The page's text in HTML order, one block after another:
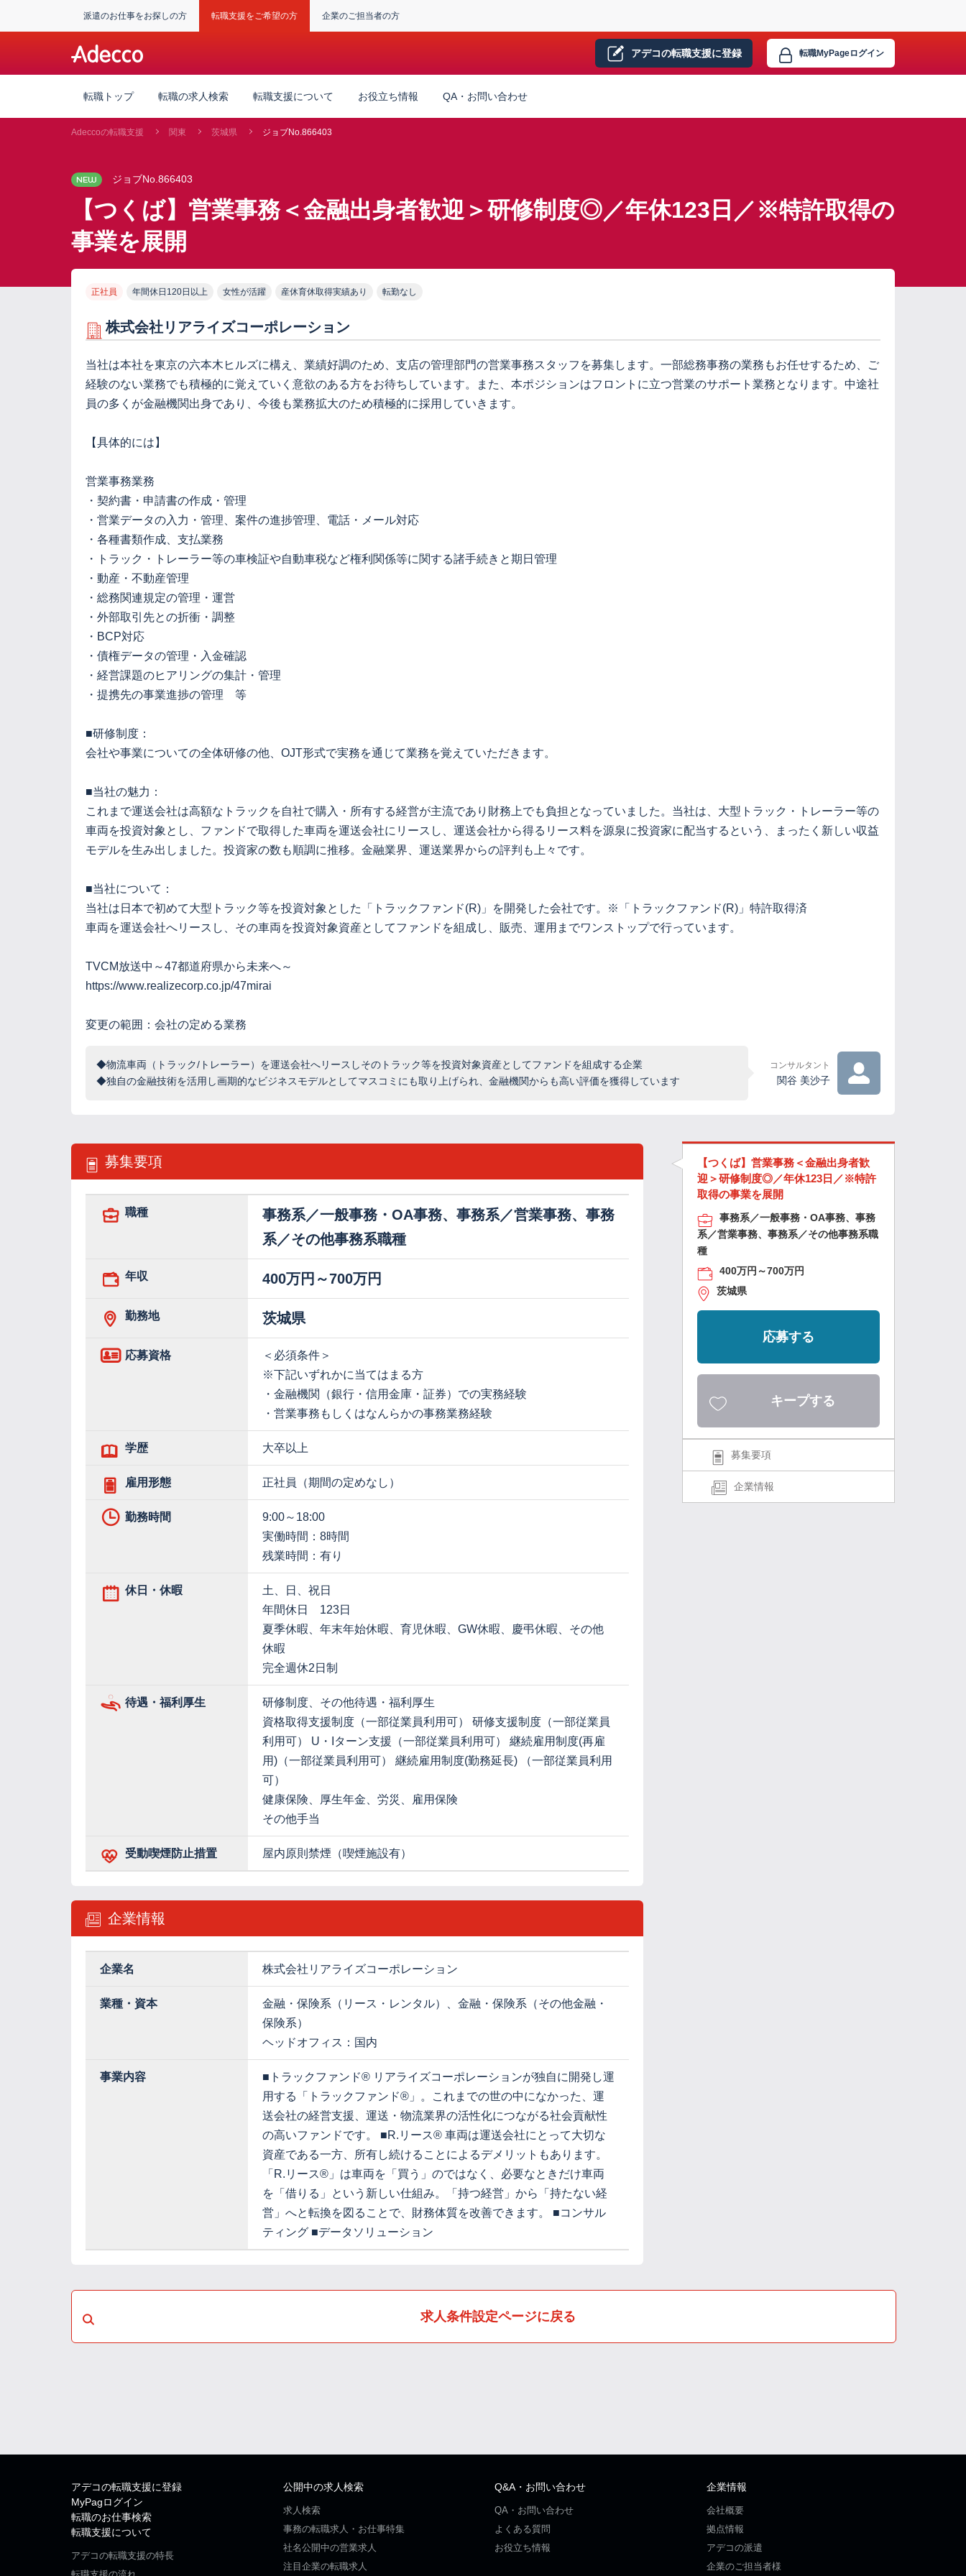
派遣のお仕事をお探しの方 転職支援をご希望の方 企業のご担当者の方
アデコの転職支援に登録 転職MyPageログイン
転職トップ 転職の求人検索 転職支援について お役立ち情報 QA・お問い合わせ
Adeccoの転職支援 関東 茨城県 ジョブNo.866403
NEW ジョブNo.866403
【つくば】営業事務＜金融出身者歓迎＞研修制度◎／年休123日／※特許取得の
事業を展開
正社員 年間休日120日以上 女性が活躍 産休育休取得実績あり 転勤なし
株式会社リアライズコーポレーション
当社は本社を東京の六本木ヒルズに構え、業績好調のため、支店の管理部門の営業事務スタッフを募集します。一部総務事務の業務もお任せするため、ご
経験のない業務でも積極的に覚えていく意欲のある方をお待ちしています。また、本ポジションはフロントに立つ営業のサポート業務となります。中途社
員の多くが金融機関出身であり、今後も業務拡大のため積極的に採用していきます。
【具体的には】
営業事務業務
・契約書・申請書の作成・管理
・営業データの入力・管理、案件の進捗管理、電話・メール対応
・各種書類作成、支払業務
・トラック・トレーラー等の車検証や自動車税など権利関係等に関する諸手続きと期日管理
・動産・不動産管理
・総務関連規定の管理・運営
・外部取引先との折衝・調整
・BCP対応
・債権データの管理・入金確認
・経営課題のヒアリングの集計・管理
・提携先の事業進捗の管理 等
■研修制度：
会社や事業についての全体研修の他、OJT形式で実務を通じて業務を覚えていただきます。
■当社の魅力：
これまで運送会社は高額なトラックを自社で購入・所有する経営が主流であり財務上でも負担となっていました。当社は、大型トラック・トレーラー等の
車両を投資対象とし、ファンドで取得した車両を運送会社にリースし、運送会社から得るリース料を源泉に投資家に配当するという、まったく新しい収益
モデルを生み出しました。投資家の数も順調に推移。金融業界、運送業界からの評判も上々です。
■当社について：
当社は日本で初めて大型トラック等を投資対象とした「トラックファンド(R)」を開発した会社です。※「トラックファンド(R)」特許取得済
車両を運送会社へリースし、その車両を投資対象資産としてファンドを組成し、販売、運用までワンストップで行っています。
TVCM放送中～47都道府県から未来へ～
https://www.realizecorp.co.jp/47mirai
変更の範囲：会社の定める業務
◆物流車両（トラック/トレーラー）を運送会社へリースしそのトラック等を投資対象資産としてファンドを組成する企業
◆独自の金融技術を活用し画期的なビジネスモデルとしてマスコミにも取り上げられ、金融機関からも高い評価を獲得しています
コンサルタント
関谷 美沙子
募集要項
職種
事務系／一般事務・OA事務、事務系／営業事務、事務
系／その他事務系職種
年収 400万円～700万円
勤務地 茨城県
応募資格
＜必須条件＞
※下記いずれかに当てはまる方
・金融機関（銀行・信用金庫・証券）での実務経験
・営業事務もしくはなんらかの事務業務経験
学歴 大卒以上
雇用形態 正社員（期間の定めなし）
勤務時間
9:00～18:00
実働時間：8時間
残業時間：有り
休日・休暇
土、日、祝日
年間休日 123日
夏季休暇、年末年始休暇、育児休暇、GW休暇、慶弔休暇、その他
休暇
完全週休2日制
待遇・福利厚生
研修制度、その他待遇・福利厚生
資格取得支援制度（一部従業員利用可） 研修支援制度（一部従業員
利用可） U・Iターン支援（一部従業員利用可） 継続雇用制度(再雇
用)（一部従業員利用可） 継続雇用制度(勤務延長) （一部従業員利用
可）
健康保険、厚生年金、労災、雇用保険
その他手当
受動喫煙防止措置 屋内原則禁煙（喫煙施設有）
企業情報
企業名 株式会社リアライズコーポレーション
業種・資本
金融・保険系（リース・レンタル）、金融・保険系（その他金融・
保険系）
ヘッドオフィス：国内
事業内容
■トラックファンド® リアライズコーポレーションが独自に開発し運
用する「トラックファンド®」。これまでの世の中になかった、運
送会社の経営支援、運送・物流業界の活性化につながる社会貢献性
の高いファンドです。 ■R.リース® 車両は運送会社にとって大切な
資産である一方、所有し続けることによるデメリットもあります。
「R.リース®」は車両を「買う」のではなく、必要なときだけ車両
を「借りる」という新しい仕組み。「持つ経営」から「持たない経
営」へと転換を図ることで、財務体質を改善できます。 ■コンサル
ティング ■データソリューション
【つくば】営業事務＜金融出身者歓
迎＞研修制度◎／年休123日／※特許
取得の事業を展開
事務系／一般事務・OA事務、事務
系／営業事務、事務系／その他事務系職
種
400万円～700万円
茨城県
応募する
キープする
募集要項
企業情報
求人条件設定ページに戻る
アデコの転職支援に登録
MyPagログイン
転職のお仕事検索
転職支援について
アデコの転職支援の特長
公開中の求人検索
求人検索
事務の転職求人・お仕事特集
社名公開中の営業求人
注目企業の転職求人
Q&A・お問い合わせ
QA・お問い合わせ
よくある質問
お役立ち情報
企業情報
会社概要
拠点情報
アデコの派遣
企業のご担当者様